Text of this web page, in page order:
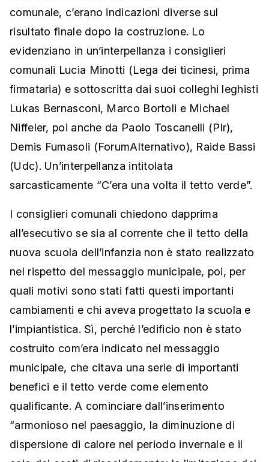
comunale, c’erano indicazioni diverse sul
risultato finale dopo la costruzione. Lo
evidenziano in un’interpellanza i consiglieri
comunali Lucia Minotti (Lega dei ticinesi, prima
firmataria) e sottoscritta dai suoi colleghi leghisti
Lukas Bernasconi, Marco Bortoli e Michael
Niffeler, poi anche da Paolo Toscanelli (Plr),
Demis Fumasoli (ForumAlternativo), Raide Bassi
(Udc). Un’interpellanza intitolata
sarcasticamente “C’era una volta il tetto verde”.
I consiglieri comunali chiedono dapprima
all’esecutivo se sia al corrente che il tetto della
nuova scuola dell’infanzia non è stato realizzato
nel rispetto del messaggio municipale, poi, per
quali motivi sono stati fatti questi importanti
cambiamenti e chi aveva progettato la scuola e
l’impiantistica. Sì, perché l’edificio non è stato
costruito com’era indicato nel messaggio
municipale, che citava una serie di importanti
benefici e il tetto verde come elemento
qualificante. A cominciare dall’inserimento
“armonioso nel paesaggio, la diminuzione di
dispersione di calore nel periodo invernale e il